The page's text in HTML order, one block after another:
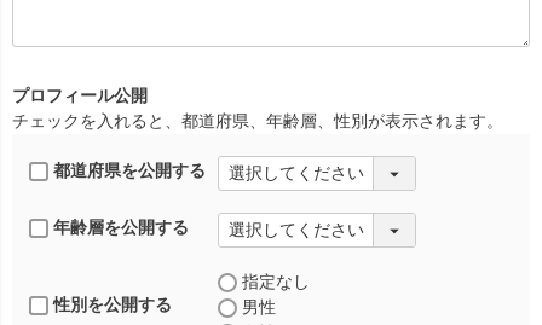
プロフィール公開
チェックを入れると、都道府県、年齢層、性別が表示されます。
都道府県を公開する
年齢層を公開する
性別を公開する
指定なし
男性